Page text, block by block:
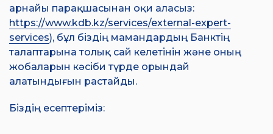
арнайы парақшасынан оқи аласыз:
https://www.kdb.kz/services/external-expert-
services), бұл біздің мамандардың Банктің
талаптарына толық сай келетінін және оның
жобаларын кәсіби түрде орындай
алатындығын растайды.
Біздің есептеріміз: